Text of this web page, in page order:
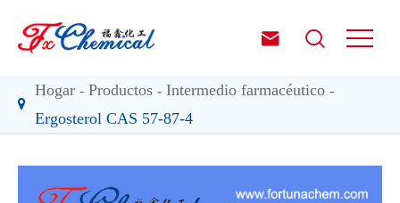
 
Hogar Productos
Intermedio farmacéutico
Ergosterol CAS 57-87-4